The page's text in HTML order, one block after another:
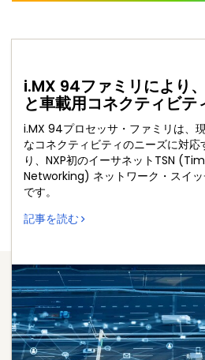
i.MX 94ファミリにより
と車載用コネクティビテ
i.MX 94プロセッサ・ファミリは、
なコネクティビティのニーズに対
り、NXP初のイーサネットTSN
Networking) ネットワーク・スイ
です。
記事を読む